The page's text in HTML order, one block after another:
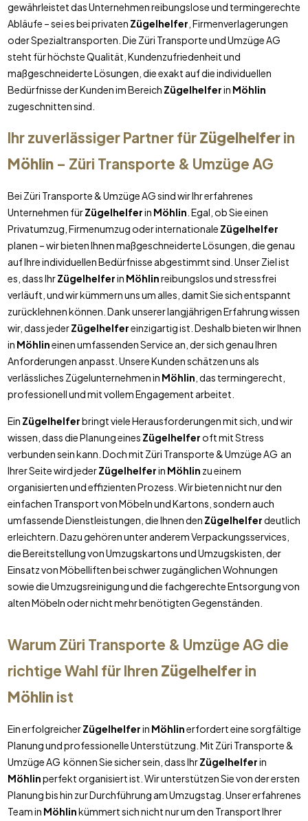
gewährleistet das Unternehmen reibungslose und termingerechte
Abläufe – sei es bei privaten Zügelhelfer , Firmenverlagerungen
oder Spezialtransporten. Die Züri Transporte und Umzüge AG
steht für höchste Qualität, Kundenzufriedenheit und
maßgeschneiderte Lösungen, die exakt auf die individuellen
Bedürfnisse der Kunden im Bereich Zügelhelferin Möhlin
zugeschnitten sind.
Ihr zuverlässiger Partner fürZügelhelferin
Möhlin– Züri Transporte & Umzüge AG
Bei Züri Transporte & Umzüge AG sind wir Ihr erfahrenes
Unternehmen fürZügelhelferin Möhlin . Egal, ob Sie einen
Privatumzug, Firmenumzug oder internationale Zügelhelfer
planen – wir bieten Ihnen maßgeschneiderte Lösungen, die genau
auf Ihre individuellen Bedürfnisse abgestimmt sind. Unser Ziel ist
es, dass IhrZügelhelferin Möhlinreibungslos und stressfrei
verläuft, und wir kümmern uns um alles, damit Sie sich entspannt
zurücklehnen können. Dank unserer langjährigen Erfahrung wissen
wir, dass jederZügelhelfereinzigartig ist. Deshalb bieten wir Ihnen
in Möhlineinen umfassenden Service an, der sich genau Ihren
Anforderungen anpasst. Unsere Kunden schätzen uns als
verlässliches Zügelunternehmen in Möhlin , das termingerecht,
professionell und mit vollem Engagement arbeitet.
Ein Zügelhelferbringt viele Herausforderungen mit sich, und wir
wissen, dass die Planung eines Zügelhelferoft mit Stress
verbunden sein kann. Doch mit Züri Transporte & Umzüge AG an
Ihrer Seite wird jederZügelhelferin Möhlin zu einem
organisierten und effizienten Prozess. Wir bieten nicht nur den
einfachen Transport von Möbeln und Kartons, sondern auch
umfassende Dienstleistungen, die Ihnen den Zügelhelferdeutlich
erleichtern. Dazu gehören unter anderem Verpackungsservices,
die Bereitstellung von Umzugskartons und Umzugskisten, der
Einsatz von Möbelliften bei schwer zugänglichen Wohnungen
sowie die Umzugsreinigung und die fachgerechte Entsorgung von
alten Möbeln oder nicht mehr benötigten Gegenständen.
Warum Züri Transporte & Umzüge AG die
richtige Wahl für Ihren Zügelhelferin
Möhlinist
Ein erfolgreicherZügelhelferin Möhlinerfordert eine sorgfältige
Planung und professionelle Unterstützung. Mit Züri Transporte &
Umzüge AG können Sie sicher sein, dass IhrZügelhelferin
Möhlinperfekt organisiert ist. Wir unterstützen Sie von der ersten
Planung bis hin zur Durchführung am Umzugstag. Unser erfahrenes
Team in Möhlinkümmert sich nicht nur um den Transport Ihrer